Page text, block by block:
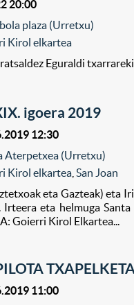
20:00
plaza (Urretxu)
Kirol elkartea
Eguraldi
igoera 2019
12:30
Aterpetxea (Urretxu)
Kirol elkartea ,San Joan
eta Gazteak) eta
Irteera eta helmuga
Goierri Kirol Elkartea...
TXAPELKETA
11:00